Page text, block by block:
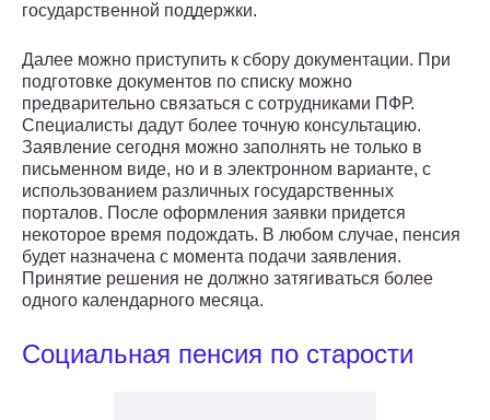
государственной поддержки.
Далее можно приступить к сбору документации. При
подготовке документов по списку можно
предварительно связаться с сотрудниками ПФР.
Специалисты дадут более точную консультацию.
Заявление сегодня можно заполнять не только в
письменном виде, но и в электронном варианте, с
использованием различных государственных
порталов. После оформления заявки придется
некоторое время подождать. В любом случае, пенсия
будет назначена с момента подачи заявления.
Принятие решения не должно затягиваться более
одного календарного месяца.
Социальная пенсия по старости